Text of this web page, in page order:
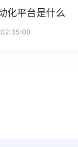
化平台是什么